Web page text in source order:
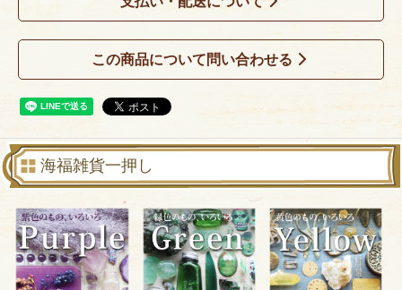
この商品について問い合わせる
海福雑貨一押し